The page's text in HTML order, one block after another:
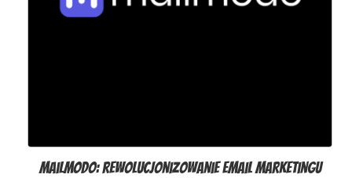
Mailmodo: rewolucjonizowanie email marketingu